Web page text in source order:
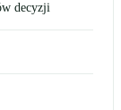
decyzji